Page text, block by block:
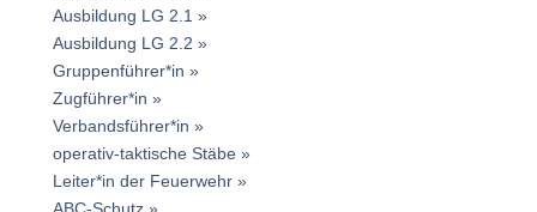
Ausbildung LG 2.1
Ausbildung LG 2.2
Gruppenführer*in
Zugführer*in
Verbandsführer*in
operativ-taktische Stäbe
Leiter*in der Feuerwehr